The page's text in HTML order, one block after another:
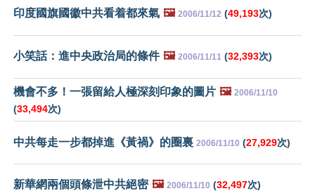
印度國旗國徽中共看着都來氣 🖼️ 2006/11/12 (49,193次)
小笑話：進中央政治局的條件 🖼️ 2006/11/11 (32,393次)
機會不多！一張留給人極深刻印象的圖片 🖼️ 2006/11/10
(33,494次)
中共每走一步都掉進《黃禍》的圈裏 2006/11/10 (27,929次)
新華網兩個頭條泄中共絕密 🖼️ 2006/11/10 (32,497次)